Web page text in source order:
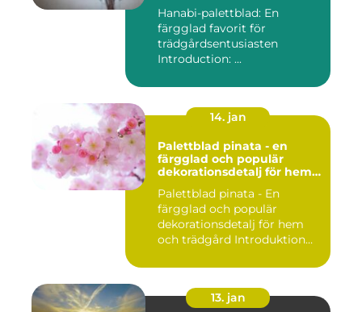
Hanabi-palettblad: En
färgglad favorit för
trädgårdsentusiasten
Introduction: ...
14. jan
Palettblad pinata - en
färgglad och populär
dekorationsdetalj för hem
Palettblad pinata - En
färgglad och populär
dekorationsdetalj för hem
och trädgård Introduktion
13. jan